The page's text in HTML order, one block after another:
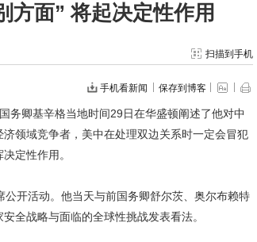
方面” 将起决定性作用
扫描到手机
手机看新闻 保存到博客
卿基辛格当地时间29日在华盛顿阐述了他对中
领域竞争者，美中在处理双边关系时一定会冒犯
定性作用。
开活动。他当天与前国务卿舒尔茨、奥尔布赖特
全战略与面临的全球性挑战发表看法。